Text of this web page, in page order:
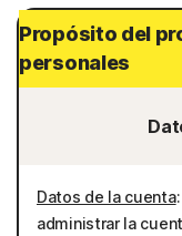
Propósito del
personales
Datos de la cuenta
administrar la